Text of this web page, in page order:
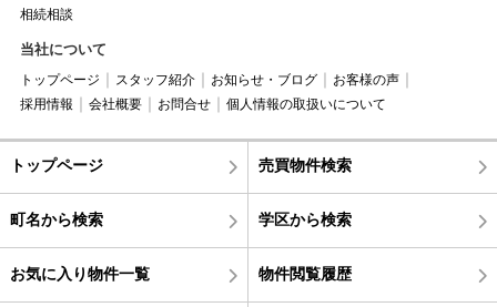
相続相談
当社について
トップページ スタッフ紹介 お知らせ・ブログ
お客様の声
採用情報
会社概要 お問合せ 個人情報の取扱いについて
トップページ 売買物件検索
町名から検索 学区から検索
お気に入り物件一覧 物件閲覧履歴